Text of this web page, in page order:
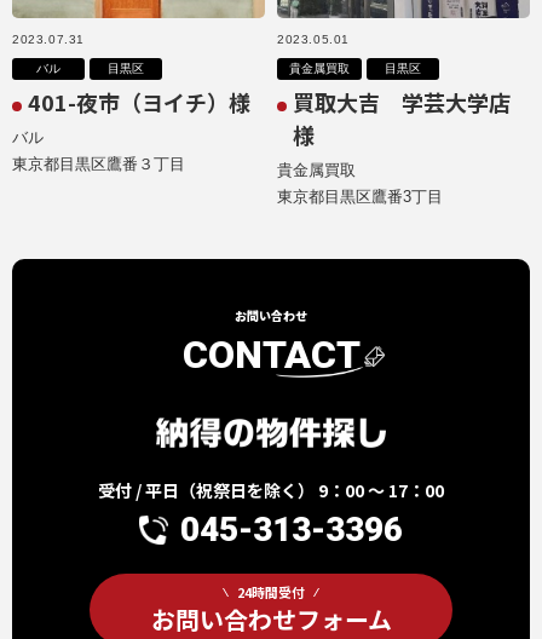
2023.07.31
バル 目黒区
401-夜市（ヨイチ）様
バル
東京都目黒区鷹番３丁目
2023.05.01
貴金属買取 目黒区
買取大吉 学芸大学店
様
貴金属買取
東京都目黒区鷹番3丁目
お問い合わせ
CONTACT
受付 / 平日（祝祭日を除く） 9：00 ～ 17：00
045-313-3396
24時間受付
お問い合わせフォーム